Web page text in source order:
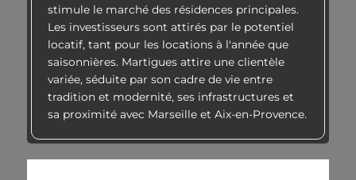
stimule le marché des résidences principales.
Les investisseurs sont attirés par le potentiel
locatif, tant pour les locations à l'année que
saisonnières. Martigues attire une clientèle
variée, séduite par son cadre de vie entre
tradition et modernité, ses infrastructures et
sa proximité avec Marseille et Aix-en-Provence.